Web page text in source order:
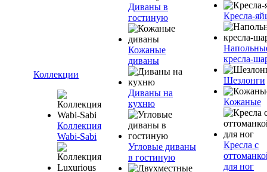
Коллекции
Коллекция
Wabi-Sabi
Диваны в
гостиную
Кожаные
диваны
Диваны на
кухню
Угловые диваны
в гостиную
Кресла-
кресла-
Шезлонги
Кожаные
Кресла с
для ног